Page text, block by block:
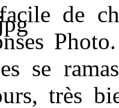
de
se
très